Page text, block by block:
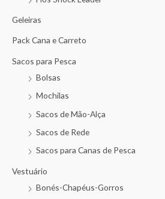
Geleiras
Pack Cana e Carreto
Sacos para Pesca
Bolsas
Mochilas
Sacos de Mão-Alça
Sacos de Rede
Sacos para Canas de Pesca
Vestuário
Bonés-Chapéus-Gorros